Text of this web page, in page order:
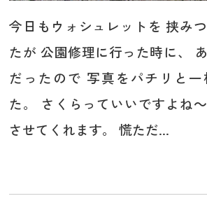
今日もウォシュレットを 挟み
たが 公園修理に行った時に、
だったので 写真をパチリと
た。 さくらっていいですよね
させてくれます。 慌ただ...